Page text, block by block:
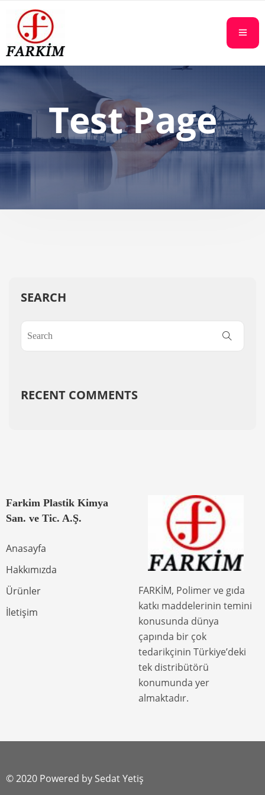
Test Page
SEARCH
RECENT COMMENTS
Farkim Plastik Kimya
San. ve Tic. A.Ş.
Anasayfa
Hakkımızda
Ürünler
İletişim
FARKİM, Polimer ve gıda
katkı maddelerinin temini
konusunda dünya
çapında bir çok
tedarikçinin Türkiye’deki
tek distribütörü
konumunda yer
almaktadır.
© 2020 Powered by Sedat Yetiş